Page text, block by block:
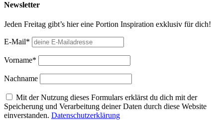
Newsletter
Jeden Freitag gibt’s hier eine Portion Inspiration exklusiv für dich!
E-Mail*
Vorname*
Nachname
Mit der Nutzung dieses Formulars erklärst du dich mit der
Speicherung und Verarbeitung deiner Daten durch diese Website
einverstanden. Datenschutzerklärung